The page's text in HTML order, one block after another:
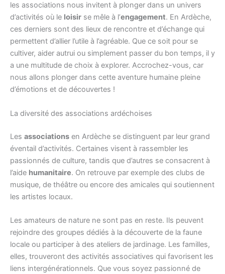
les associations nous invitent à plonger dans un univers
d’activités où le loisir se mêle à l’engagement. En Ardèche,
ces derniers sont des lieux de rencontre et d’échange qui
permettent d’allier l’utile à l’agréable. Que ce soit pour se
cultiver, aider autrui ou simplement passer du bon temps, il y
a une multitude de choix à explorer. Accrochez-vous, car
nous allons plonger dans cette aventure humaine pleine
d’émotions et de découvertes !
La diversité des associations ardéchoises
Les associations en Ardèche se distinguent par leur grand
éventail d’activités. Certaines visent à rassembler les
passionnés de culture, tandis que d’autres se consacrent à
l’aide humanitaire. On retrouve par exemple des clubs de
musique, de théâtre ou encore des amicales qui soutiennent
les artistes locaux.
Les amateurs de nature ne sont pas en reste. Ils peuvent
rejoindre des groupes dédiés à la découverte de la faune
locale ou participer à des ateliers de jardinage. Les familles,
elles, trouveront des activités associatives qui favorisent les
liens intergénérationnels. Que vous soyez passionné de